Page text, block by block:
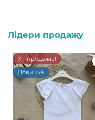
Лідери продажу
Хіт продажів!
Новинка